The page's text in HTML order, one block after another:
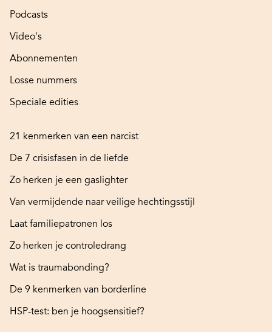
Podcasts
Video's
Abonnementen
Losse nummers
Speciale edities
21 kenmerken van een narcist
De 7 crisisfasen in de liefde
Zo herken je een gaslighter
Van vermijdende naar veilige hechtingsstijl
Laat familiepatronen los
Zo herken je controledrang
Wat is traumabonding?
De 9 kenmerken van borderline
HSP-test: ben je hoogsensitief?